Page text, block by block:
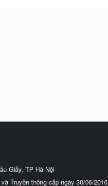
Giấy, TP Hà Nội
Truyền thông cấp ngày 30/06/2016